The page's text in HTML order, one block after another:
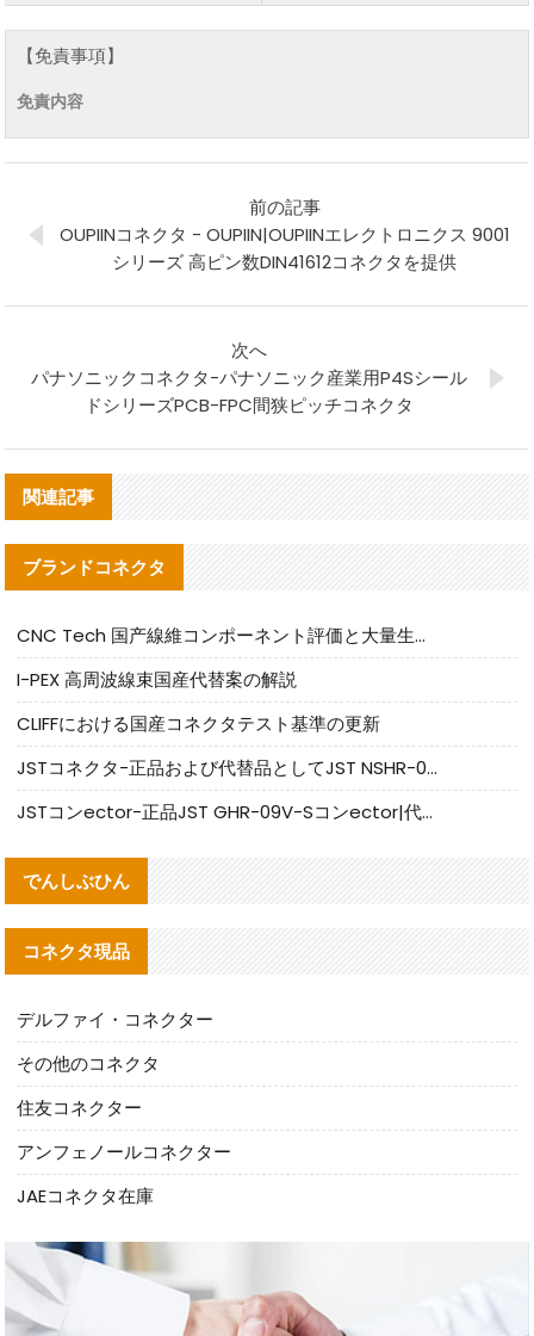
【免責事項】
免責内容
前の記事
OUPIINコネクタ - OUPIIN|OUPIINエレクトロニクス 9001
シリーズ 高ピン数DIN41612コネクタを提供
次へ
パナソニックコネクタ-パナソニック産業用P4Sシール
ドシリーズPCB-FPC間狭ピッチコネクタ
関連記事
ブランドコネクタ
CNC Tech 国产線維コンポーネント評価と大量生産適合ガイド
I-PEX 高周波線束国産代替案の解説
CLIFFにおける国産コネクタテスト基準の更新
JSTコネクタ-正品および代替品としてJST NSHR-02V-Sコネクタを提供します
JSTコンector-正品JST GHR-09V-Sコンector|代替品提供
でんしぶひん
コネクタ現品
デルファイ・コネクター
その他のコネクタ
住友コネクター
アンフェノールコネクター
JAEコネクタ在庫